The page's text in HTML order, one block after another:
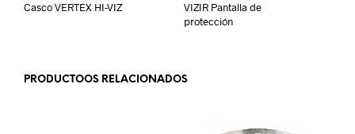
Casco VERTEX HI-VIZ
VIZIR Pantalla de
protección
PRODUCTOOS RELACIONADOS